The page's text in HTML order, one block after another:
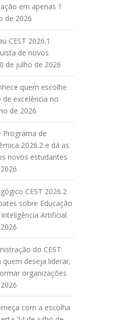
em apenas 1
de 2026
CEST 2026.1
de novos
de julho de 2026
quem escolhe
excelência no
de 2026
Programa de
2026.2 e dá as
novos estudantes
CEST 2026.2
sobre Educação
Artificial
do CEST:
deseja liderar,
organizações
com a escolha